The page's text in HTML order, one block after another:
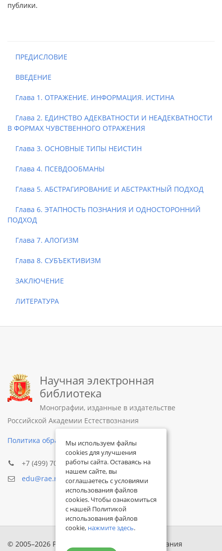
публики.
ПРЕДИСЛОВИЕ
ВВЕДЕНИЕ
Глава 1. ОТРАЖЕНИЕ. ИНФОРМАЦИЯ. ИСТИНА
Глава 2. ЕДИНСТВО АДЕКВАТНОСТИ И НЕАДЕКВАТНОСТИ
В ФОРМАХ ЧУВСТВЕННОГО ОТРАЖЕНИЯ
Глава 3. ОСНОВНЫЕ ТИПЫ НЕИСТИН
Глава 4. ПСЕВДООБМАНЫ
Глава 5. АБСТРАГИРОВАНИЕ И АБСТРАКТНЫЙ ПОДХОД
Глава 6. ЭТАПНОСТЬ ПОЗНАНИЯ И ОДНОСТОРОННИЙ
ПОДХОД
Глава 7. АЛОГИЗМ
Глава 8. СУБЪЕКТИВИЗМ
ЗАКЛЮЧЕНИЕ
ЛИТЕРАТУРА
Научная электронная
библиотека
Монографии, изданные в издательстве
Российской Академии Естествознания
Политика обработки персональных данных
+7 (499) 705-72-30
edu@rae.ru
© 2005–2026 Российская академия естествознания
Мы используем файлы
cookies для улучшения
работы сайта. Оставаясь на
нашем сайте, вы
соглашаетесь с условиями
использования файлов
cookies. Чтобы ознакомиться
с нашей Политикой
использования файлов
cookie, нажмите здесь.